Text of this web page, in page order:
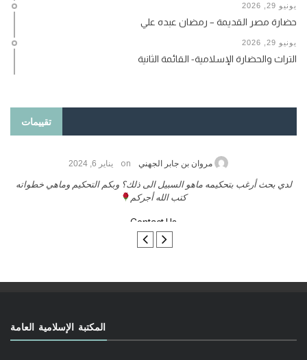
يونيو 29, 2026
حضارة مصر القديمة – رمضان عبده علي
يونيو 29, 2026
التراث والحضارة الإسلامية- القائمة الثانية
تقييمات
مروان بن جابر الجهني on يناير 6, 2024
لدي بحث أرغب بتحكيمه ماهو السبيل الى ذلك؟ وبكم التحكيم وماهي خطواته
كتب الله أجركم
Contact Us
المكتبة الإسلامية العامة